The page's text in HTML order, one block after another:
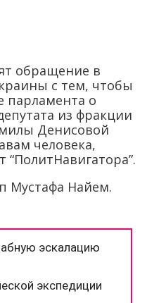
обращение в
с тем, чтобы
парламента о
из фракции
Денисовой
человека,
“ПолитНавигатора”.
Мустафа Найем.